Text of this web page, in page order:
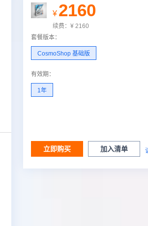
¥ 2160
续费：¥ 2160
套餐版本：
CosmoShop 基础版
有效期 ：
1年
立即购买 加入清单